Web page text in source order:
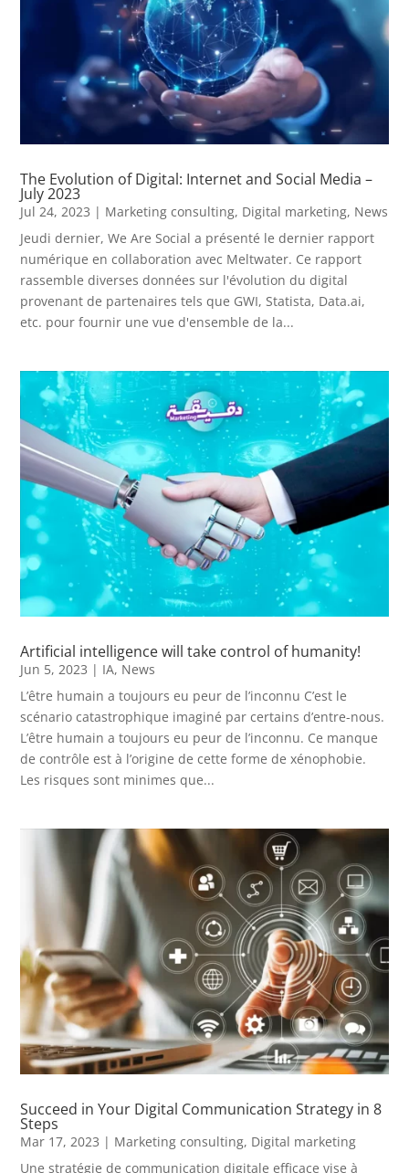
The Evolution of Digital: Internet and Social Media –
July 2023
Jul 24, 2023 | Marketing consulting, Digital marketing, News
Jeudi dernier, We Are Social a présenté le dernier rapport
numérique en collaboration avec Meltwater. Ce rapport
rassemble diverses données sur l'évolution du digital
provenant de partenaires tels que GWI, Statista, Data.ai,
etc. pour fournir une vue d'ensemble de la...
Artificial intelligence will take control of humanity!
Jun 5, 2023 | IA, News
L’être humain a toujours eu peur de l’inconnu C’est le
scénario catastrophique imaginé par certains d’entre-nous.
L’être humain a toujours eu peur de l’inconnu. Ce manque
de contrôle est à l’origine de cette forme de xénophobie.
Les risques sont minimes que...
Succeed in Your Digital Communication Strategy in 8
Steps
Mar 17, 2023 | Marketing consulting, Digital marketing
Une stratégie de communication digitale efficace vise à